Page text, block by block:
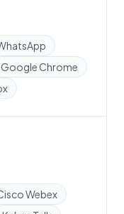
Google Chrome
Webex